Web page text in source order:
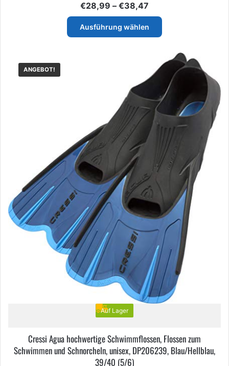
€28,99 – €38,47
€28,99
bis
€38,47
Ausführung wählen
Dieses
mehrere
Varianten
auf.
Die
Optionen
können
auf
der
Produktseite
gewählt
werden
ANGEBOT!
Auf Lager
Cressi Agua hochwertige Schwimmflossen, Flossen zum
Schwimmen und Schnorcheln, unisex, DP206239, Blau/Hellblau,
39/40 (5/6)